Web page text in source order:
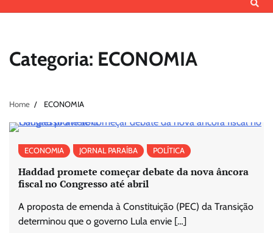
Categoria: ECONOMIA
Home ECONOMIA
ECONOMIA JORNAL PARAÍBA POLÍTICA
Haddad promete começar debate da nova âncora
fiscal no Congresso até abril
A proposta de emenda à Constituição (PEC) da Transição
determinou que o governo Lula envie […]